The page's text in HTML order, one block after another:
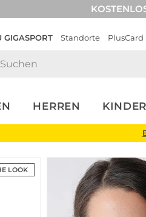
GIGASPORT Standorte PlusCard
HERREN KINDER
LOOK